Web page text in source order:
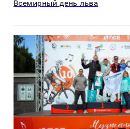
Всемирный день льва